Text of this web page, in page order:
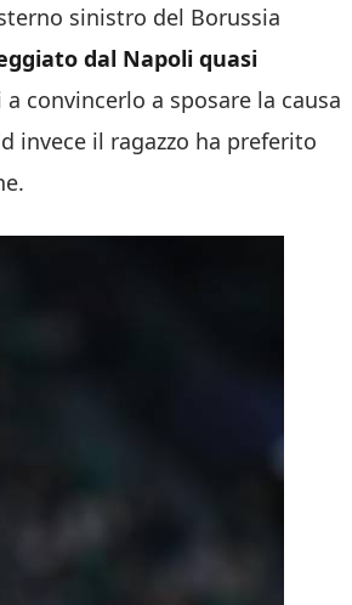
sinistro del Borussia
dal Napoli quasi
convincerlo a sposare la causa
invece il ragazzo ha preferito